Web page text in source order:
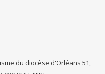
du diocèse d'Orléans 51,